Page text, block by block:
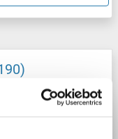
Hôte: Lapin